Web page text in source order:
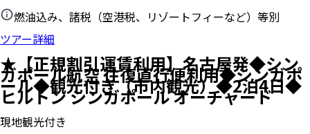
燃油込み、諸税（空港税、リゾートフィーなど）等別
ツアー詳細
★【正規割引運賃利用】名古屋発◆シン
ガポール航空 往復直行便利用◆シンガポ
ール◆観光付き（市内観光）◆2泊4日◆
ヒルトン シンガポール オーチャード
現地観光付き